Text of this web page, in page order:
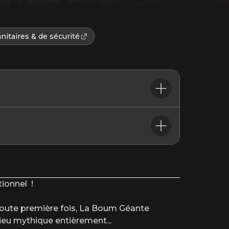
& de sécurité
que vous attendez de La Boum Géante.
le vendredi 25 septembre 2026. Si c’est votre cas,
de vos places
: les plus grands sons de votre jeunesse, une
!
première fois, La Boum Géante
mythique entièrement...